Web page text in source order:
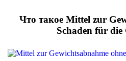
Что такое Mittel zur
Schaden für die